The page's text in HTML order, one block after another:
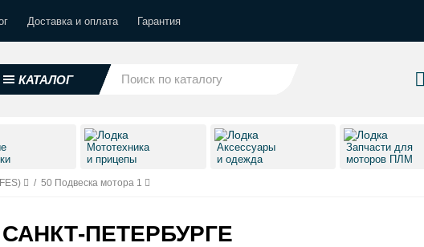
Доставка и оплата Гарантия
КАТАЛОГ
Мототехника
и прицепы
Аксессуары
и одежда
Запчасти для
моторов ПЛМ
/ 50 Подвеска мотора 1
ПЕТЕРБУРГЕ